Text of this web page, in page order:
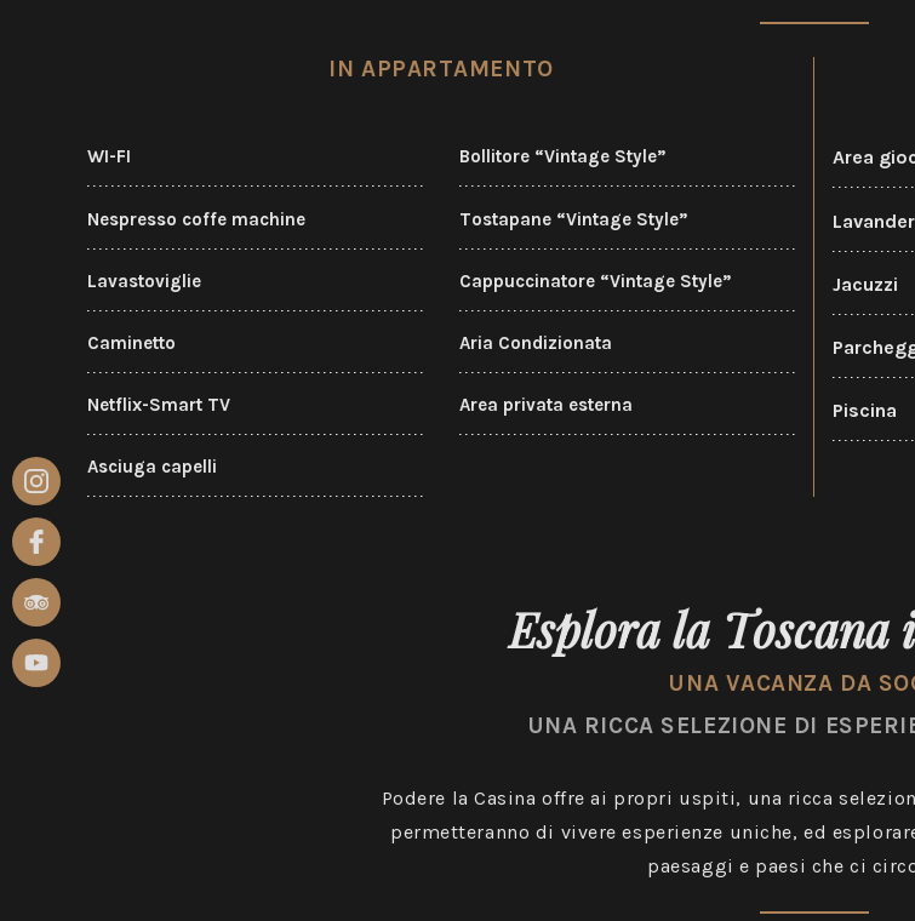
IN APPARTAMENTO
WI-FI
Nespresso coffe machine
Lavastoviglie
Caminetto
Netflix-Smart TV
Asciuga capelli
Bollitore “Vintage Style”
Tostapane “Vintage Style”
Cappuccinatore “Vintage Style”
Aria Condizionata
Area privata esterna
Area
Jacuzzi
Piscina
Esplora la Toscana
UNA VACANZA DA
UNA RICCA SELEZIONE DI
Podere la Casina offre ai propri uspiti, una ricca
permetteranno di vivere esperienze uniche, ed
paesaggi e paesi che ci